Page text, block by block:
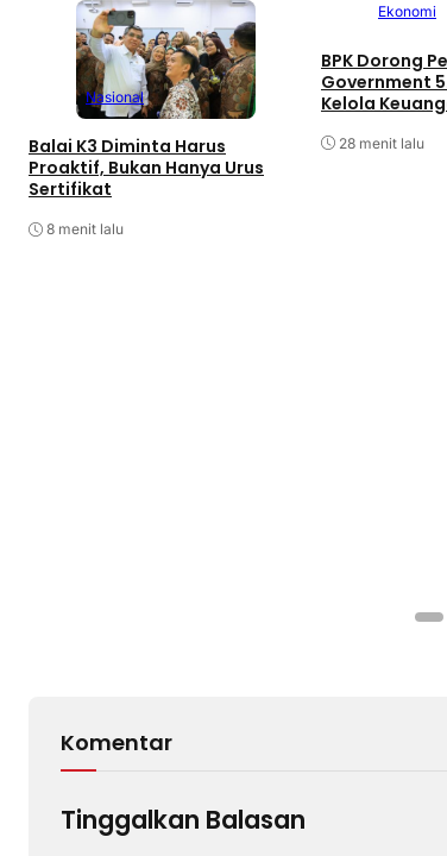
Nasional
Balai K3 Diminta Harus
Proaktif, Bukan Hanya Urus
Sertifikat
8 menit lalu
Ekonomi
BPK Dorong
Government
Kelola
28 menit lalu
Komentar
Tinggalkan Balasan